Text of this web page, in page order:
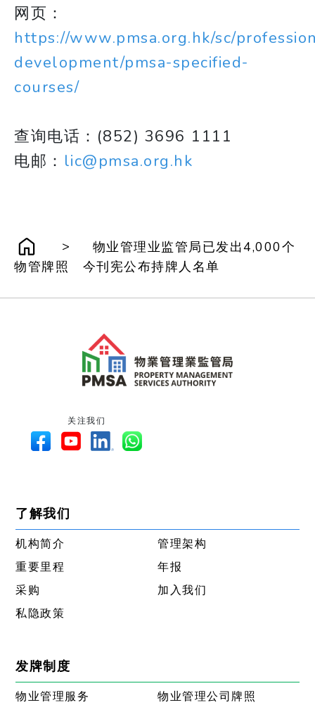
网页：
https://www.pmsa.org.hk/sc/
development/pmsa-specified-
courses/
查询电话：(852) 3696 1111
电邮： lic@pmsa.org.hk
>
物业管理业监管局已发出4,000个
物管牌照 今刊宪公布持牌人名单
关注我们
了解我们
机构简介
管理架构
重要里程
年报
采购
加入我们
私隐政策
发牌制度
物业管理服务
物业管理公司牌照